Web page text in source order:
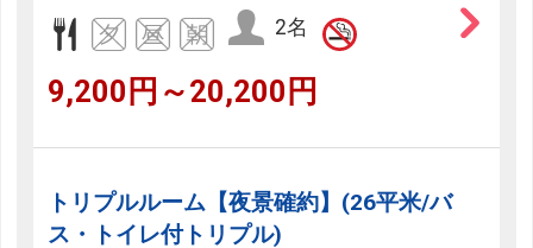
2名
9,200円～20,200円
トリプルルーム【夜景確約】(26平米/バ
ス・トイレ付トリプル)